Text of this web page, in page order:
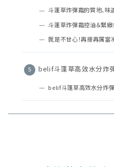
斗蓬草炸彈霜的質地、味
斗蓬草炸彈霜控油＆緊
就是不甘心！再接再厲當
belif斗篷草高效水分炸
belif斗篷草高效水分炸彈